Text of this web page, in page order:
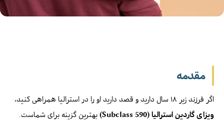
مقدمه
اگر فرزند زیر ۱۸ سال دارید و قصد دارید او را در استرالیا همراهی کنید،
ویزای گاردین استرالیا (Subclass 590)
بهترین گزینه برای شماست.